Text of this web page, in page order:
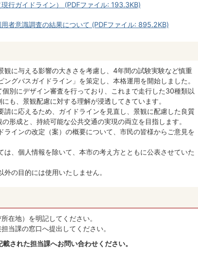
行ガイドライン） (PDFファイル: 193.3KB)
者意識調査の結果について (PDFファイル: 895.2KB)
観に与える影響の大きさを考慮し、4年間の試験実験など慎重
グバスガイドライン」を策定し、本格運用を開始しました。
別にデザイン審査を行っており、これまで走行した30種類以
も、景観配慮に対する理解が浸透してきています。
に応えるため、ガイドラインを見直し、景観に配慮した良質
形成と、持続可能な公共交通の実現の両立を目指します。
インの改定（案）の概要について、市民の皆様からご意見を
、個人情報を除いて、本市の考え方とともに公表させていた
の目的には使用いたしません。
在地）を明記してください。
当課の窓口へ提出してください。
された担当課へお問い合わせください。